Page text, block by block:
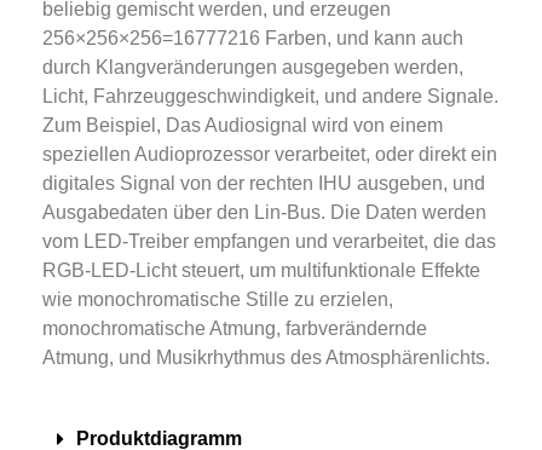
beliebig gemischt werden, und erzeugen
256×256×256=16777216 Farben, und kann auch
durch Klangveränderungen ausgegeben werden,
Licht, Fahrzeuggeschwindigkeit, und andere Signale.
Zum Beispiel, Das Audiosignal wird von einem
speziellen Audioprozessor verarbeitet, oder direkt ein
digitales Signal von der rechten IHU ausgeben, und
Ausgabedaten über den Lin-Bus. Die Daten werden
vom LED-Treiber empfangen und verarbeitet, die das
RGB-LED-Licht steuert, um multifunktionale Effekte
wie monochromatische Stille zu erzielen,
monochromatische Atmung, farbverändernde
Atmung, und Musikrhythmus des Atmosphärenlichts.
Produktdiagramm